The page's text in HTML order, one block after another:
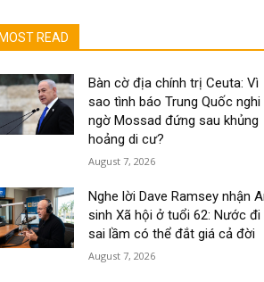
MOST READ
Bàn cờ địa chính trị Ceuta: Vì
sao tình báo Trung Quốc nghi
ngờ Mossad đứng sau khủng
hoảng di cư?
August 7, 2026
Nghe lời Dave Ramsey nhận
sinh Xã hội ở tuổi 62: Nước đi
sai lầm có thể đắt giá cả đời
August 7, 2026